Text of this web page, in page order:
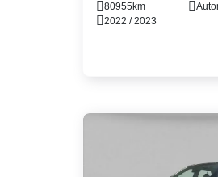
80955km
2022 / 2023